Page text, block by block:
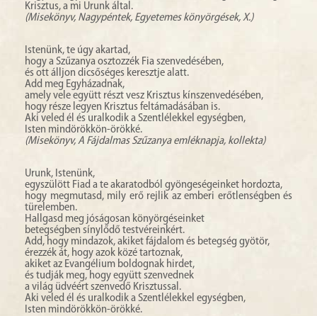
Krisztus, a mi Urunk által.
(Misekönyv, Nagypéntek, Egyetemes könyörgések, X.)
Istenünk, te úgy akartad,
hogy a Szűzanya osztozzék Fia szenvedésében,
és ott álljon dicsőséges keresztje alatt.
Add meg Egyházadnak,
amely vele együtt részt vesz Krisztus kínszenvedésében,
hogy része legyen Krisztus feltámadásában is.
Aki veled él és uralkodik a Szentlélekkel egységben,
Isten mindörökkön-örökké.
(Misekönyv, A Fájdalmas Szűzanya emléknapja, kollekta)
Urunk, Istenünk,
egyszülött Fiad a te akaratodból gyöngeségeinket hordozta,
hogy megmutasd, mily erő rejlik az emberi erőtlenségben és
türelemben.
Hallgasd meg jóságosan könyörgéseinket
betegségben sínylődő testvéreinkért.
Add, hogy mindazok, akiket fájdalom és betegség gyötör,
érezzék át, hogy azok közé tartoznak,
akiket az Evangélium boldognak hirdet,
és tudják meg, hogy együtt szenvednek
a világ üdvéért szenvedő Krisztussal.
Aki veled él és uralkodik a Szentlélekkel egységben,
Isten mindörökkön-örökké.